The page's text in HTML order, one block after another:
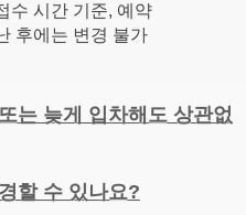
수 시간 기준, 예약
후에는 변경 불가
는 늦게 입차해도 상관없
할 수 있나요?